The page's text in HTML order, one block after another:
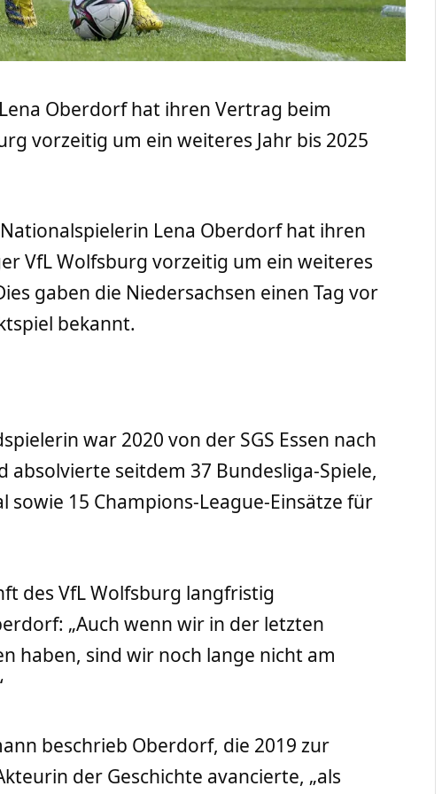
Oberdorf hat ihren Vertrag beim
vorzeitig um ein weiteres Jahr bis 2025
Lena Oberdorf hat ihren
VfL Wolfsburg vorzeitig um ein weiteres
gaben die Niedersachsen einen Tag vor
bekannt.
war 2020 von der SGS Essen nach
absolvierte seitdem 37 Bundesliga-Spiele,
sowie 15 Champions-League-Einsätze für
des VfL Wolfsburg langfristig
„Auch wenn wir in der letzten
haben, sind wir noch lange nicht am
beschrieb Oberdorf, die 2019 zur
der Geschichte avancierte, „als